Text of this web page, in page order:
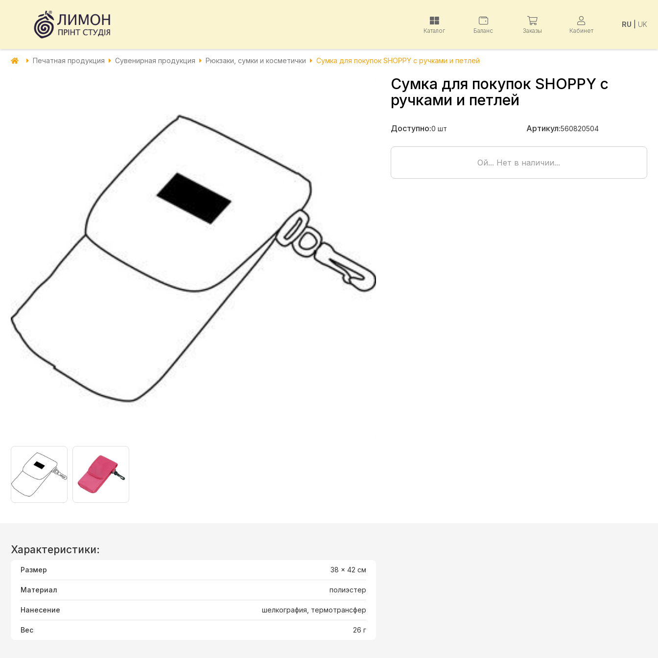
Каталог Баланс Заказы Кабинет
RU UK
Печатная продукция Сувенирная продукция Рюкзаки, сумки и косметички Сумка для покупок SHOPPY с ручками и петлей
Сумка для покупок SHOPPY с
ручками и петлей
Доступно:0 шт Артикул:560820504
Ой... Нет в наличии...
Характеристики:
Размер 38 x 42 cм
Материал полиэстер
Нанесение шелкография, термотрансфер
Вес 26 г